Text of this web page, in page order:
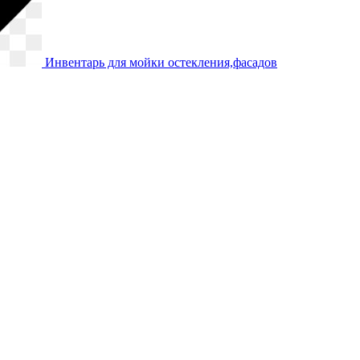
Инвентарь для мойки остекления,фасадов